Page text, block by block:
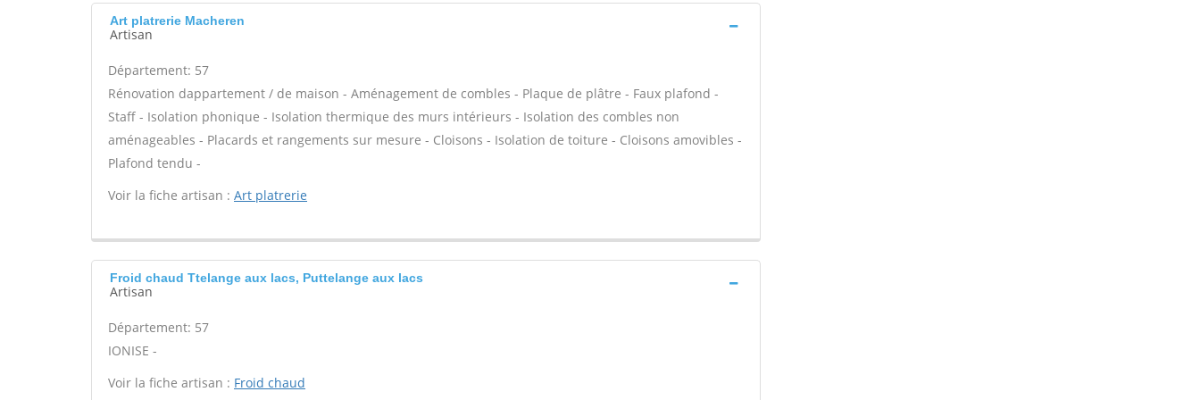
Art platrerie Macheren
Artisan
Département: 57
Rénovation dappartement / de maison - Aménagement de combles - Plaque de plâtre - Faux plafond -
Staff - Isolation phonique - Isolation thermique des murs intérieurs - Isolation des combles non
aménageables - Placards et rangements sur mesure - Cloisons - Isolation de toiture - Cloisons amovibles -
Plafond tendu -
Voir la fiche artisan : Art platrerie
Froid chaud Ttelange aux lacs, Puttelange aux lacs
Artisan
Département: 57
IONISE -
Voir la fiche artisan : Froid chaud